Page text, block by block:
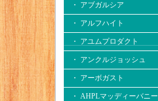
・ アブガルシア
・ アルフハイト
・ アユムプロダクト
・ アンクルジョッシュ
・ アーボガスト
・ AHPLマッディーバニー